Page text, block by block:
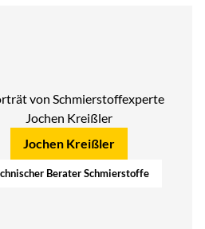
Jochen Kreißler
Berater Schmierstoffe